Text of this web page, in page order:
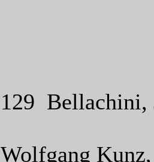
129 Bellachini,
Wolfgang